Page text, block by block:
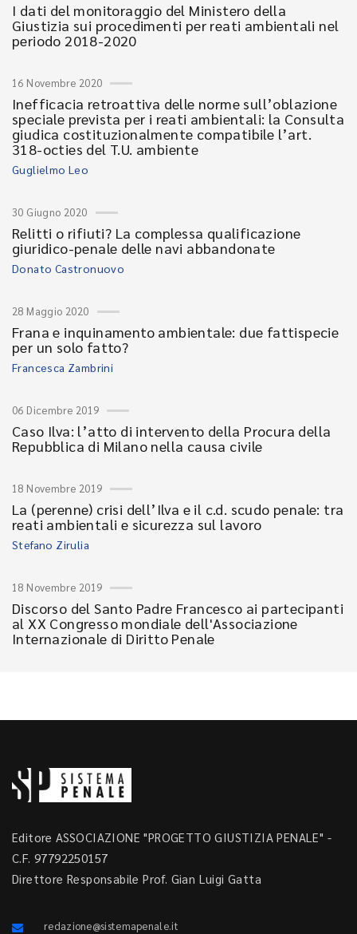
I dati del monitoraggio del Ministero della
Giustizia sui procedimenti per reati ambientali nel
periodo 2018-2020
16 Novembre 2020
Inefficacia retroattiva delle norme sull’oblazione
speciale prevista per i reati ambientali: la Consulta
giudica costituzionalmente compatibile l’art.
318-octies del T.U. ambiente
Guglielmo Leo
30 Giugno 2020
Relitti o rifiuti? La complessa qualificazione
giuridico-penale delle navi abbandonate
Donato Castronuovo
28 Maggio 2020
Frana e inquinamento ambientale: due fattispecie
per un solo fatto?
Francesca Zambrini
06 Dicembre 2019
Caso Ilva: l’atto di intervento della Procura della
Repubblica di Milano nella causa civile
18 Novembre 2019
La (perenne) crisi dell’Ilva e il c.d. scudo penale: tra
reati ambientali e sicurezza sul lavoro
Stefano Zirulia
18 Novembre 2019
Discorso del Santo Padre Francesco ai partecipanti
al XX Congresso mondiale dell'Associazione
Internazionale di Diritto Penale
Editore ASSOCIAZIONE "PROGETTO GIUSTIZIA PENALE" -
C.F. 97792250157
Direttore Responsabile Prof. Gian Luigi Gatta
redazione@sistemapenale.it